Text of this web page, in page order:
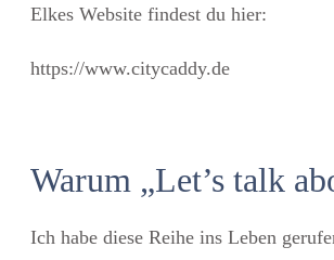
Elkes Website findest du hier:
https://www.citycaddy.de
Warum „Let’s talk
Ich habe diese Reihe ins Leben